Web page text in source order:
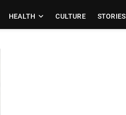
HEALTH CULTURE STORIES